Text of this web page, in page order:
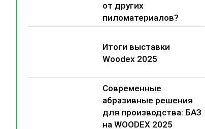
от других
пиломатериалов?
Итоги выставки
Woodex 2025
Современные
абразивные решения
для производства: БАЗ
на WOODEX 2025